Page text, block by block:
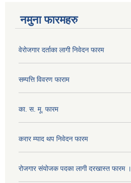
नमुना फारमहरु
वेरोजगार दर्ताका लागी निवेदन फारम
सम्पत्ति विवरण फाराम
का. स. मू. फारम
करार म्याद थप निवेदन फारम
रोजगार संयोजक पदका लागी दरखास्त फारम ।